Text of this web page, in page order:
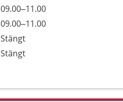
09.00–11.00
09.00–11.00
Stängt
Stängt